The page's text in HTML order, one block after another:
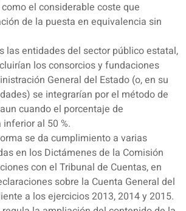
el considerable coste que
de la puesta en equivalencia sin
las entidades del sector público estatal,
los consorcios y fundaciones
General del Estado (o, en su
se integrarían por el método de
cuando el porcentaje de
al 50 %.
se da cumplimiento a varias
en los Dictámenes de la Comisión
con el Tribunal de Cuentas, en
sobre la Cuenta General del
a los ejercicios 2013, 2014 y 2015.